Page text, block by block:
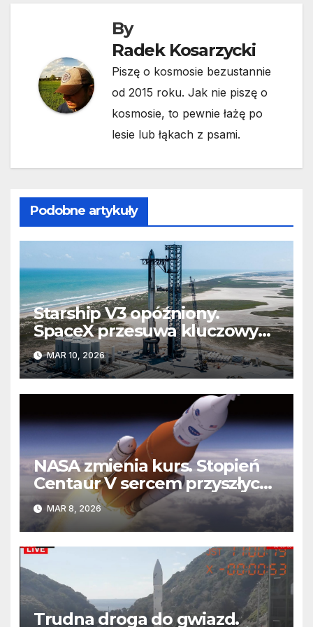
By
Radek Kosarzycki
Piszę o kosmosie bezustannie
od 2015 roku. Jak nie piszę o
kosmosie, to pewnie łażę po
lesie lub łąkach z psami.
Podobne artykuły
Starship V3 opóźniony.
SpaceX przesuwa kluczowy
lotMAR 10, 2026
NASA zmienia kurs. Stopień
Centaur V sercem przyszłych
misji Artemis
MAR 8, 2026
Trudna droga do gwiazd.